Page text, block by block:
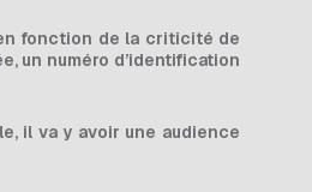
fonction de la criticité de
un numéro d’identification
il va y avoir une audience